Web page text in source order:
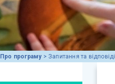
Про програму> Запитання та відповіді